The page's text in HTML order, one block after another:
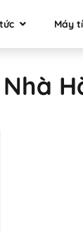
Máy